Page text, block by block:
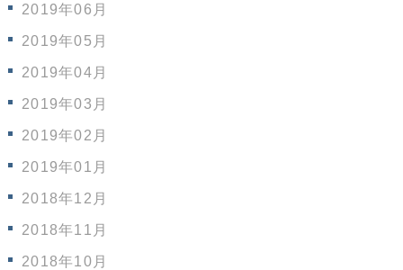
2019年06月
2019年05月
2019年04月
2019年03月
2019年02月
2019年01月
2018年12月
2018年11月
2018年10月